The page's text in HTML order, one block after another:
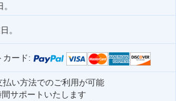
。
カード:
払い方法でのご利用が可能
サポートいたします